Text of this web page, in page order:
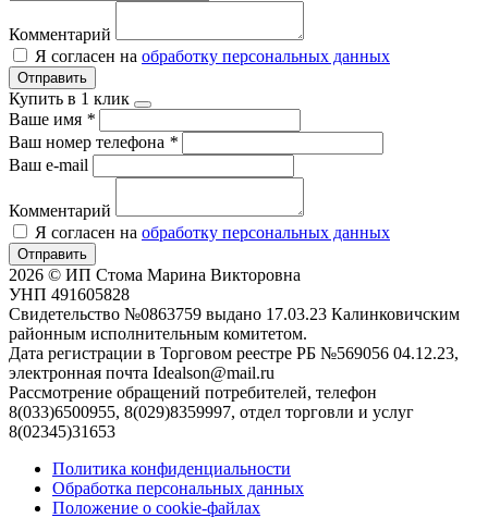
Комментарий
Я согласен на обработку персональных данных
Отправить
Купить в 1 клик
Ваше имя *
Ваш номер телефона *
Ваш e-mail
Комментарий
Я согласен на обработку персональных данных
Отправить
2026 © ИП Стома Марина Викторовна
УНП 491605828
Свидетельство №0863759 выдано 17.03.23 Калинковичским
районным исполнительным комитетом.
Дата регистрации в Торговом реестре РБ №569056 04.12.23,
электронная почта Idealson@mail.ru
Рассмотрение обращений потребителей, телефон
8(033)6500955, 8(029)8359997, отдел торговли и услуг
8(02345)31653
Политика конфиденциальности
Обработка персональных данных
Положение о cookie-файлах